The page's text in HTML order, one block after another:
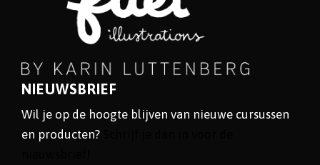
NIEUWSBRIEF
Wil je op de hoogte blijven van nieuwe cursussen
en producten?